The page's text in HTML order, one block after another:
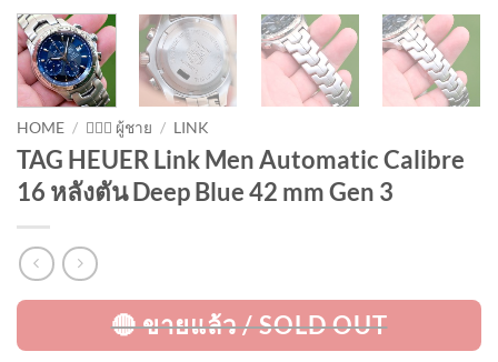
HOME / 🙋🏻‍♂️ ผู้ชาย / LINK
TAG HEUER Link Men Automatic Calibre
16 หลังตัน Deep Blue 42 mm Gen 3